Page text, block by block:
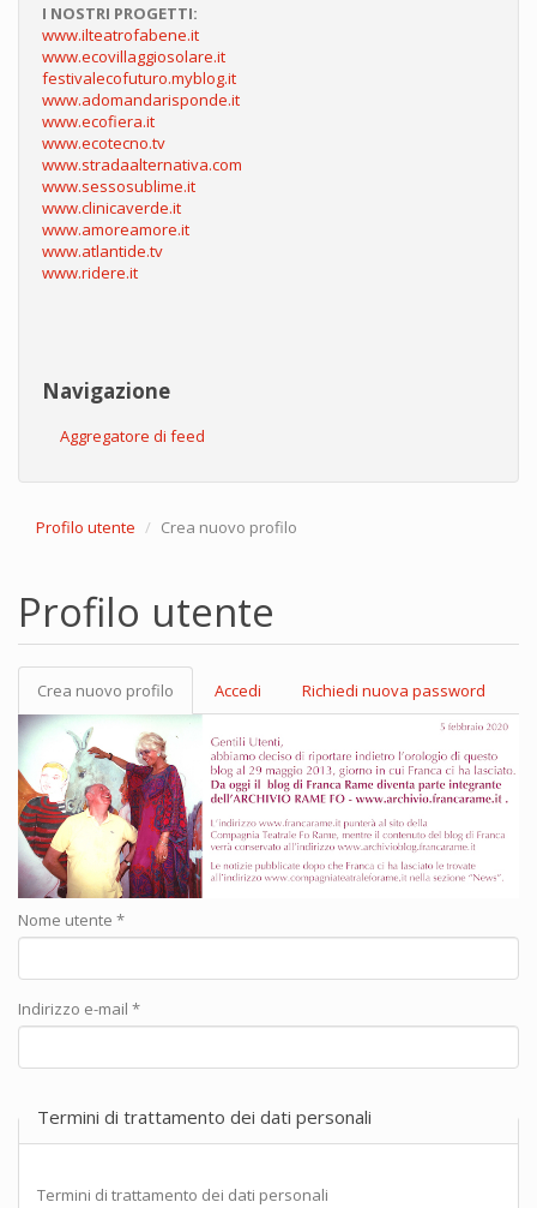
I NOSTRI PROGETTI:
www.ilteatrofabene.it
www.ecovillaggiosolare.it
festivalecofuturo.myblog.it
www.adomandarisponde.it
www.ecofiera.it
www.ecotecno.tv
www.stradaalternativa.com
www.sessosublime.it
www.clinicaverde.it
www.amoreamore.it
www.atlantide.tv
www.ridere.it
Navigazione
Aggregatore di feed
Profilo utente Crea nuovo profilo
Profilo utente
Schede primarie
Crea nuovo profilo (scheda
attiva)
Accedi Richiedi nuova password
Nome utente *
Indirizzo e-mail *
Termini di trattamento dei dati personali
Termini di trattamento dei dati personali